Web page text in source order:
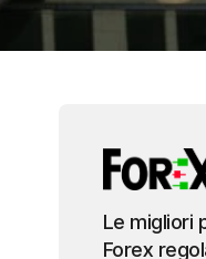
Le migliori
Forex